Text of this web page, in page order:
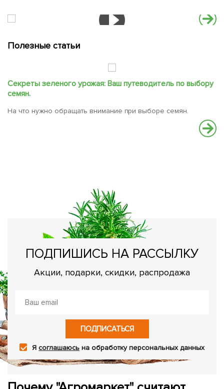
Полезные статьи
Секреты зеленого урожая: Ваш путеводитель по выбору
семян.
На что нужно обращать внимание при выборе семян.
ПОДПИШИСЬ НА РАССЫЛКУ
Акции, подарки, скидки, распродажа
ПОДПИСАТЬСЯ
Ясоглашаюсь на обработку персональных данных